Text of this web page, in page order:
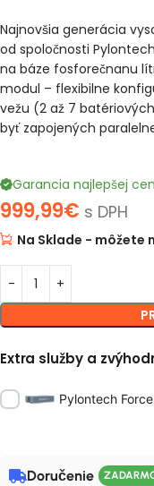
Najnovšia generácia
od spoločnosti
na báze fosforečnanu
modul – flexibilne
vežu (2 až 7
byť zapojených
Garancia najlepšej
999,99€ s DPH
Na Sklade - môžete
Extra služby a
Pylontech
Doručenie